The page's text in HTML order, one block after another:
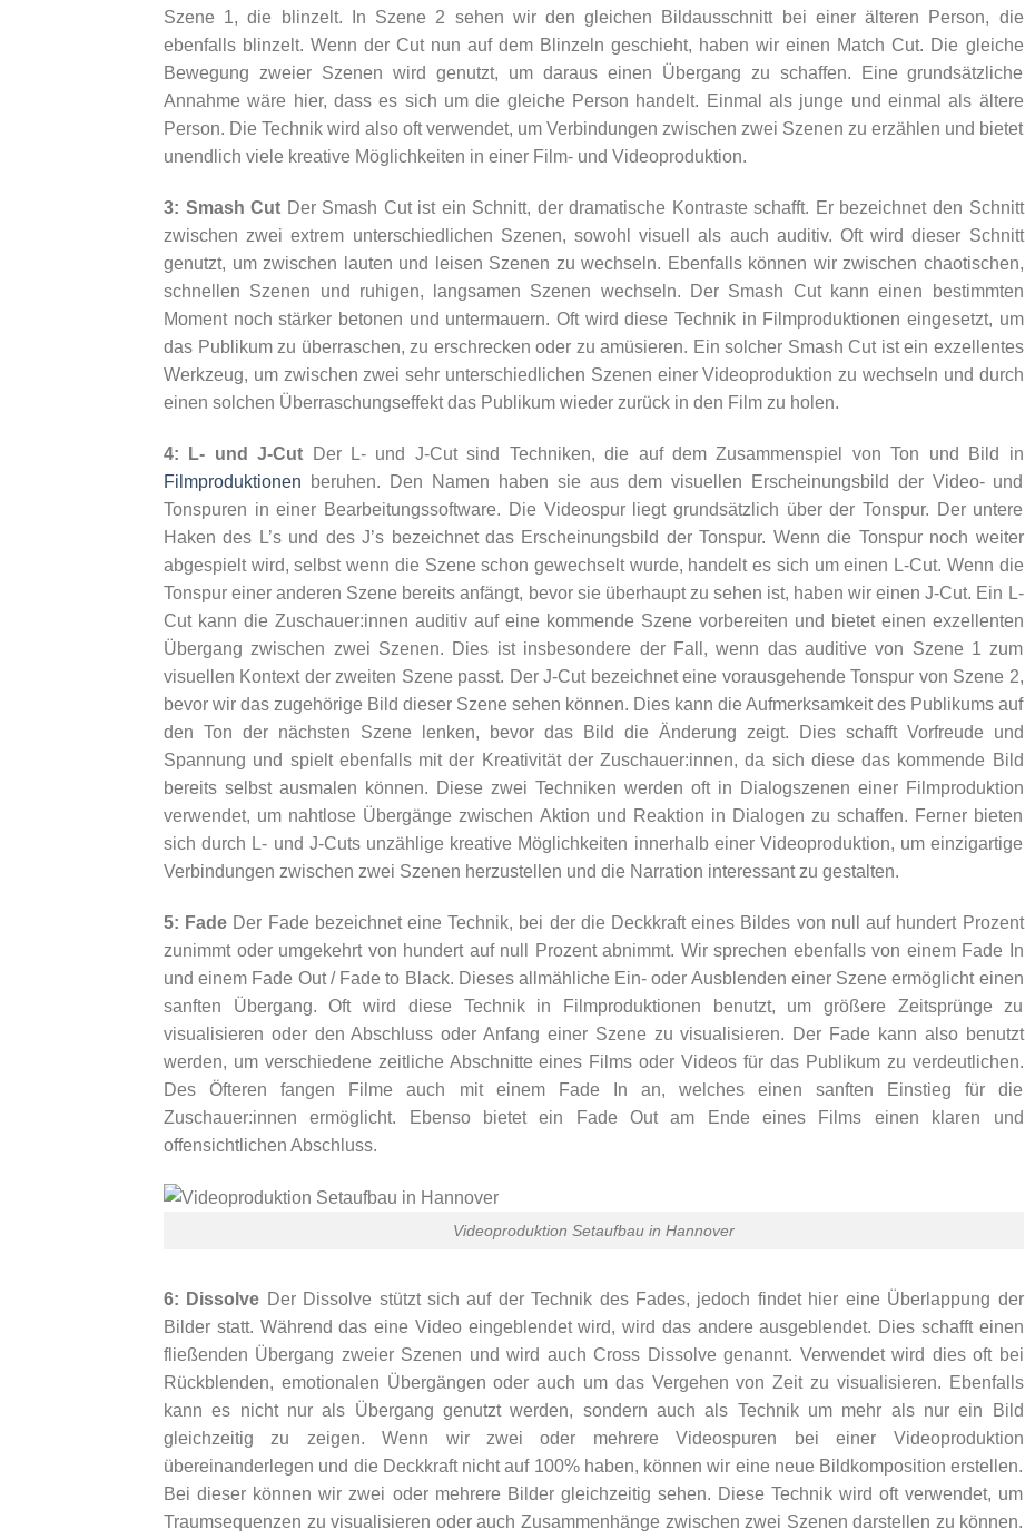
Szene 1, die blinzelt. In Szene 2 sehen wir den gleichen Bildausschnitt bei einer älteren Person, die
ebenfalls blinzelt. Wenn der Cut nun auf dem Blinzeln geschieht, haben wir einen Match Cut. Die gleiche
Bewegung zweier Szenen wird genutzt, um daraus einen Übergang zu schaffen. Eine grundsätzliche
Annahme wäre hier, dass es sich um die gleiche Person handelt. Einmal als junge und einmal als ältere
Person. Die Technik wird also oft verwendet, um Verbindungen zwischen zwei Szenen zu erzählen und bietet
unendlich viele kreative Möglichkeiten in einer Film- und Videoproduktion.
3: Smash Cut Der Smash Cut ist ein Schnitt, der dramatische Kontraste schafft. Er bezeichnet den Schnitt
zwischen zwei extrem unterschiedlichen Szenen, sowohl visuell als auch auditiv. Oft wird dieser Schnitt
genutzt, um zwischen lauten und leisen Szenen zu wechseln. Ebenfalls können wir zwischen chaotischen,
schnellen Szenen und ruhigen, langsamen Szenen wechseln. Der Smash Cut kann einen bestimmten
Moment noch stärker betonen und untermauern. Oft wird diese Technik in Filmproduktionen eingesetzt, um
das Publikum zu überraschen, zu erschrecken oder zu amüsieren. Ein solcher Smash Cut ist ein exzellentes
Werkzeug, um zwischen zwei sehr unterschiedlichen Szenen einer Videoproduktion zu wechseln und durch
einen solchen Überraschungseffekt das Publikum wieder zurück in den Film zu holen.
4: L- und J-Cut Der L- und J-Cut sind Techniken, die auf dem Zusammenspiel von Ton und Bild in
Filmproduktionen beruhen. Den Namen haben sie aus dem visuellen Erscheinungsbild der Video- und
Tonspuren in einer Bearbeitungssoftware. Die Videospur liegt grundsätzlich über der Tonspur. Der untere
Haken des L’s und des J’s bezeichnet das Erscheinungsbild der Tonspur. Wenn die Tonspur noch weiter
abgespielt wird, selbst wenn die Szene schon gewechselt wurde, handelt es sich um einen L-Cut. Wenn die
Tonspur einer anderen Szene bereits anfängt, bevor sie überhaupt zu sehen ist, haben wir einen J-Cut. Ein L-
Cut kann die Zuschauer:innen auditiv auf eine kommende Szene vorbereiten und bietet einen exzellenten
Übergang zwischen zwei Szenen. Dies ist insbesondere der Fall, wenn das auditive von Szene 1 zum
visuellen Kontext der zweiten Szene passt. Der J-Cut bezeichnet eine vorausgehende Tonspur von Szene 2,
bevor wir das zugehörige Bild dieser Szene sehen können. Dies kann die Aufmerksamkeit des Publikums auf
den Ton der nächsten Szene lenken, bevor das Bild die Änderung zeigt. Dies schafft Vorfreude und
Spannung und spielt ebenfalls mit der Kreativität der Zuschauer:innen, da sich diese das kommende Bild
bereits selbst ausmalen können. Diese zwei Techniken werden oft in Dialogszenen einer Filmproduktion
verwendet, um nahtlose Übergänge zwischen Aktion und Reaktion in Dialogen zu schaffen. Ferner bieten
sich durch L- und J-Cuts unzählige kreative Möglichkeiten innerhalb einer Videoproduktion, um einzigartige
Verbindungen zwischen zwei Szenen herzustellen und die Narration interessant zu gestalten.
5: Fade Der Fade bezeichnet eine Technik, bei der die Deckkraft eines Bildes von null auf hundert Prozent
zunimmt oder umgekehrt von hundert auf null Prozent abnimmt. Wir sprechen ebenfalls von einem Fade In
und einem Fade Out / Fade to Black. Dieses allmähliche Ein- oder Ausblenden einer Szene ermöglicht einen
sanften Übergang. Oft wird diese Technik in Filmproduktionen benutzt, um größere Zeitsprünge zu
visualisieren oder den Abschluss oder Anfang einer Szene zu visualisieren. Der Fade kann also benutzt
werden, um verschiedene zeitliche Abschnitte eines Films oder Videos für das Publikum zu verdeutlichen.
Des Öfteren fangen Filme auch mit einem Fade In an, welches einen sanften Einstieg für die
Zuschauer:innen ermöglicht. Ebenso bietet ein Fade Out am Ende eines Films einen klaren und
offensichtlichen Abschluss.
Videoproduktion Setaufbau in Hannover
6: Dissolve Der Dissolve stützt sich auf der Technik des Fades, jedoch findet hier eine Überlappung der
Bilder statt. Während das eine Video eingeblendet wird, wird das andere ausgeblendet. Dies schafft einen
fließenden Übergang zweier Szenen und wird auch Cross Dissolve genannt. Verwendet wird dies oft bei
Rückblenden, emotionalen Übergängen oder auch um das Vergehen von Zeit zu visualisieren. Ebenfalls
kann es nicht nur als Übergang genutzt werden, sondern auch als Technik um mehr als nur ein Bild
gleichzeitig zu zeigen. Wenn wir zwei oder mehrere Videospuren bei einer Videoproduktion
übereinanderlegen und die Deckkraft nicht auf 100% haben, können wir eine neue Bildkomposition erstellen.
Bei dieser können wir zwei oder mehrere Bilder gleichzeitig sehen. Diese Technik wird oft verwendet, um
Traumsequenzen zu visualisieren oder auch Zusammenhänge zwischen zwei Szenen darstellen zu können.